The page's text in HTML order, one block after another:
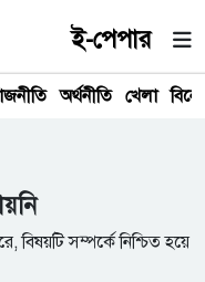
ই-পেপার
অর্থনীতি খেলা
সম্পর্কে নিশ্চিত হয়ে